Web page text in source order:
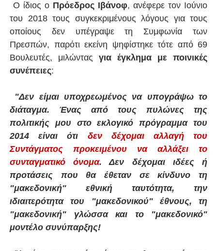
Ο ίδιος ο Πρόεδρος Ιβάνοφ, ανέφερε τον Ιούνιο
του 2018 τους συγκεκριμένους λόγους για τους
οποίους δεν υπέγραψε τη Συμφωνία των
Πρεσπών, παρότι εκείνη ψηφίστηκε τότε από 69
Βουλευτές, μιλώντας για έγκλημα με ποινικές
συνέπειες:
"Δεν είμαι υποχρεωμένος να υπογράψω το
διάταγμα. Ένας από τους πυλώνες της
πολιτικής μου στο εκλογικό πρόγραμμα του
2014 είναι ότι δεν δέχομαι αλλαγή του
Συντάγματος προκειμένου να αλλάξει το
συνταγματικό όνομα. Δεν δέχομαι ιδέες ή
προτάσεις που θα έθεταν σε κίνδυνο τη
"μακεδονική" εθνική ταυτότητα, την
ιδιαιτερότητα του "μακεδονικού" έθνους, τη
"μακεδονική" γλώσσα και το "μακεδονικό"
μοντέλο συνύπαρξης!